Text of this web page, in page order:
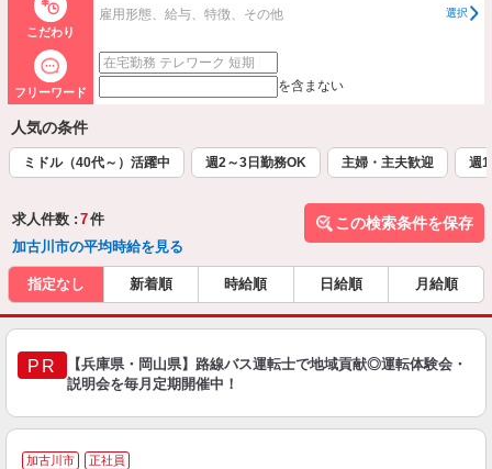
こだわり
雇用形態、給与、特徴、その他 選択
フリーワード を含まない
人気の条件
ミドル（40代～）活躍中 週2～3日勤務OK 主婦・主夫歓迎 週
求人件数 : 7件
加古川市の平均時給を見る
この検索条件を保存
指定なし 新着順 時給順 日給順 月給順
PR
【兵庫県・岡山県】路線バス運転士で地域貢献◎運転体験会・
説明会を毎月定期開催中！
加古川市 正社員